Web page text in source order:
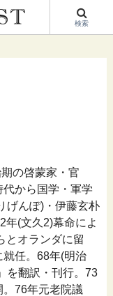
検索
の啓蒙家・官
から国学・軍学
げんぽ)・伊藤玄朴
年(文久2)幕命によ
とオランダに留
任。68年(明治
を翻訳・刊行。73
76年元老院議